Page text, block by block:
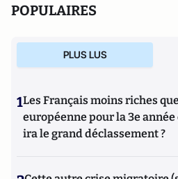
POPULAIRES
PLUS LUS
1Les Français moins riches
européenne pour la 3e
ira le grand déclassement ?